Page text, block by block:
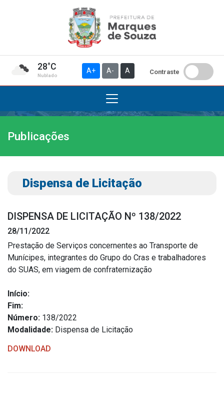
28°C
Nublado
A+ A- A Contraste
Institucional
A Prefeitura
Gabinete do Vice-prefeito
Símbolos Oficiais
Estrutura Organizacional
Administração
Agricultura e Meio Ambiente
Publicações
Dispensa de Licitação
DISPENSA DE LICITAÇÃO Nº 138/2022
28/11/2022
Prestação de Serviços concernentes ao Transporte de
Munícipes, integrantes do Grupo do Cras e trabalhadores
do SUAS, em viagem de confraternização
Início:
Fim:
Número: 138/2022
Modalidade: Dispensa de Licitação
DOWNLOAD